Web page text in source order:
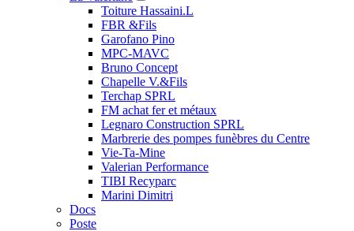
Toiture Hassaini.L
FBR &Fils
Garofano Pino
MPC-MAVC
Bruno Concept
Chapelle V.&Fils
Terchap SPRL
FM achat fer et métaux
Legnaro Construction SPRL
Marbrerie des pompes funèbres du Centre
Vie-Ta-Mine
Valerian Performance
TIBI Recyparc
Marini Dimitri
Docs
Poste